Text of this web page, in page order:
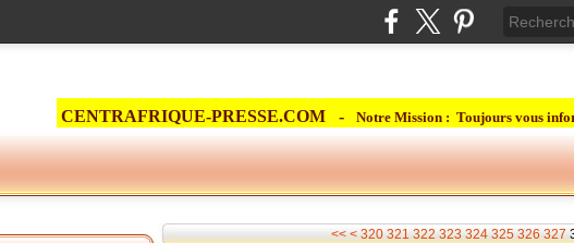
CENTRAFRIQUE-PRESSE.COM - Notre Mission : Toujours vous
<< <300
310
320 321 322 323 324 325 326 327